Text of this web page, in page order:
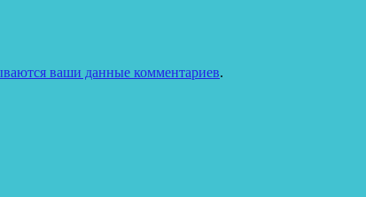
ваши данные комментариев.